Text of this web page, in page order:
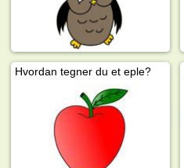
Hvordan tegner du et eple?